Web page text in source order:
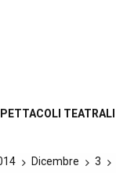
TEATRALI
Dicembre 3